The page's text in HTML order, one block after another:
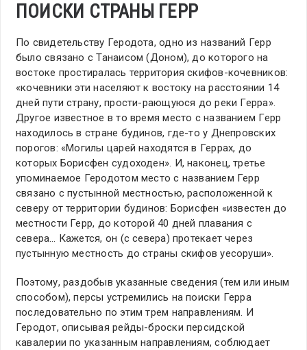
ПОИСКИ СТРАНЫ ГЕРР
По свидетельству Геродота, одно из названий Герр
было связано с Танаисом (Доном), до которого на
востоке простиралась территория скифов-кочевников:
«кочевники эти населяют к востоку на расстоянии 14
дней пути страну, прости-рающуюся до реки Герра».
Другое известное в то время место с названием Герр
находилось в стране будинов, где-то у Днепровских
порогов: «Могилы царей находятся в Геррах, до
которых Борисфен судоходен». И, наконец, третье
упоминаемое Геродотом место с названием Герр
связано с пустынной местностью, расположенной к
северу от территории будинов: Борисфен «известен до
местности Герр, до которой 40 дней плавания с
севера… Кажется, он (с севера) протекает через
пустынную местность до страны скифов уесоруши».
Поэтому, раздобыв указанные сведения (тем или иным
способом), персы устремились на поиски Герра
последовательно по этим трем направлениям. И
Геродот, описывая рейды-броски персидской
кавалерии по указанным направлениям, соблюдает